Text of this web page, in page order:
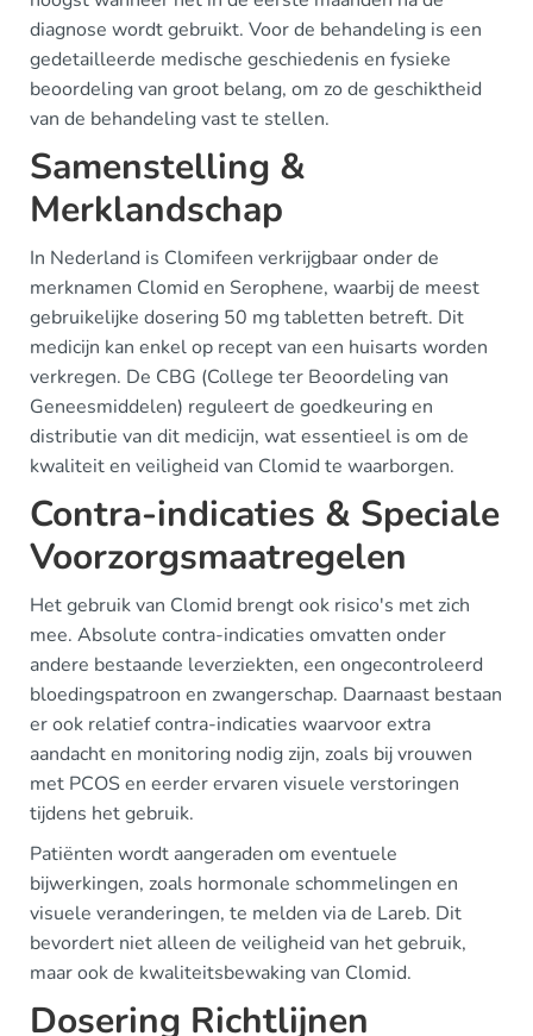
diagnose wordt gebruikt. Voor de behandeling is een
gedetailleerde medische geschiedenis en fysieke
beoordeling van groot belang, om zo de geschiktheid
van de behandeling vast te stellen.
Samenstelling &
Merklandschap
In Nederland is Clomifeen verkrijgbaar onder de
merknamen Clomid en Serophene, waarbij de meest
gebruikelijke dosering 50 mg tabletten betreft. Dit
medicijn kan enkel op recept van een huisarts worden
verkregen. De CBG (College ter Beoordeling van
Geneesmiddelen) reguleert de goedkeuring en
distributie van dit medicijn, wat essentieel is om de
kwaliteit en veiligheid van Clomid te waarborgen.
Contra-indicaties & Speciale
Voorzorgsmaatregelen
Het gebruik van Clomid brengt ook risico's met zich
mee. Absolute contra-indicaties omvatten onder
andere bestaande leverziekten, een ongecontroleerd
bloedingspatroon en zwangerschap. Daarnaast bestaan
er ook relatief contra-indicaties waarvoor extra
aandacht en monitoring nodig zijn, zoals bij vrouwen
met PCOS en eerder ervaren visuele verstoringen
tijdens het gebruik.
Patiënten wordt aangeraden om eventuele
bijwerkingen, zoals hormonale schommelingen en
visuele veranderingen, te melden via de Lareb. Dit
bevordert niet alleen de veiligheid van het gebruik,
maar ook de kwaliteitsbewaking van Clomid.
Dosering Richtlijnen